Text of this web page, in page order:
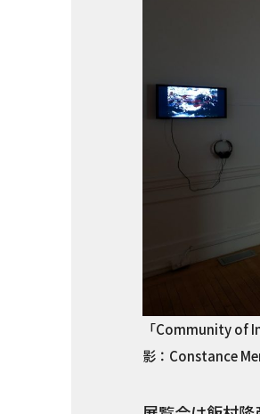
「Community of
影：Constance